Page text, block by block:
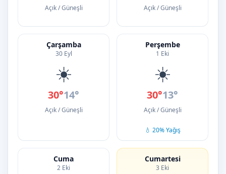
Açık / Güneşli Açık / Güneşli
Çarşamba
30 Eyl
☀️
30°14°
Açık / Güneşli
Perşembe
1 Eki
☀️
30°13°
Açık / Güneşli
💧 20% Yağış
Cuma
2 Eki
Cumartesi
3 Eki